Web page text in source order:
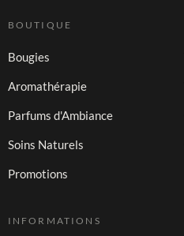
BOUTIQUE
Bougies
Aromathérapie
Parfums d'Ambiance
Soins Naturels
Promotions
INFORMATIONS